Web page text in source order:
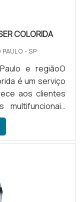
COLORIDA
- SP
e regiãoO
é um serviço
aos clientes
multifuncionais
Samsung,
de contrato
a laser, como,
Serviço de
de impressora